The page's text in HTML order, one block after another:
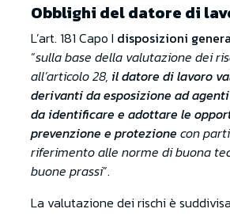
Obblighi del datore di
L’art. 181 Capo I disposizioni
“sulla base della valutazione dei
all’articolo 28, il datore di lavoro
derivanti da esposizione ad
da identificare e adottare le
prevenzione e protezione con
riferimento alle norme di buona
buone prassi”.
La valutazione dei rischi è